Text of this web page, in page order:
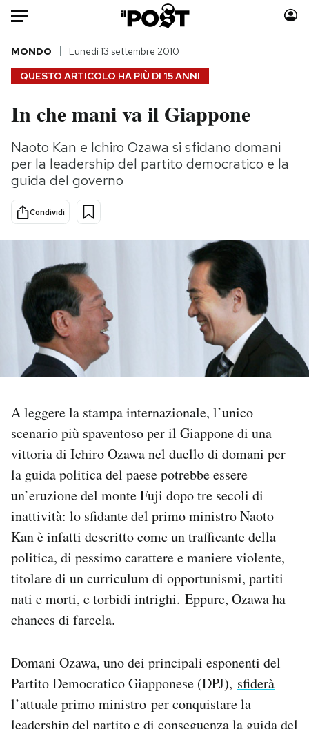
Auto
HOME
Italia
Politica
Tecnologia
Scienza
Sport
Moda
Consumismi
Altrecose
Mondiali calcio 2026
PODCAST
I MIEI PREFERITI
SHOP
CALENDARIO
AREA PERSONALE
Area Personale
Hai bisogno di aiuto?
Esci
QUESTO ARTICOLO HA PIÙ DI 15 ANNI
MONDO Lunedì 13 settembre 2010
In che mani va il Giappone
Naoto Kan e Ichiro Ozawa si sfidano domani
per la leadership del partito democratico e la
guida del governo
Condividi
A leggere la stampa internazionale, l’unico
scenario più spaventoso per il Giappone di una
vittoria di Ichiro Ozawa nel duello di domani per
la guida politica del paese potrebbe essere
un’eruzione del monte Fuji dopo tre secoli di
inattività: lo sfidante del primo ministro Naoto
Kan è infatti descritto come un trafficante della
politica, di pessimo carattere e maniere violente,
titolare di un curriculum di opportunismi, partiti
nati e morti, e torbidi intrighi. Eppure, Ozawa ha
chances di farcela.
Domani Ozawa, uno dei principali esponenti del
Partito Democratico Giapponese (DPJ), sfiderà
l’attuale primo ministro per conquistare la
leadership del partito e di conseguenza la guida del